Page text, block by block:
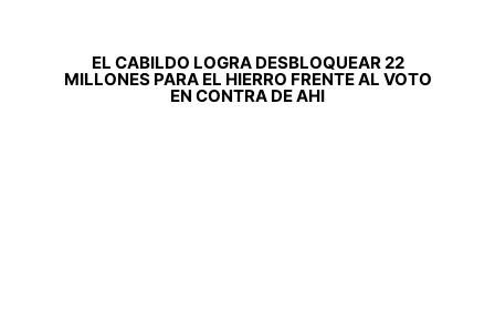
EL CABILDO LOGRA DESBLOQUEAR 22
MILLONES PARA EL HIERRO FRENTE AL VOTO
EN CONTRA DE AHI